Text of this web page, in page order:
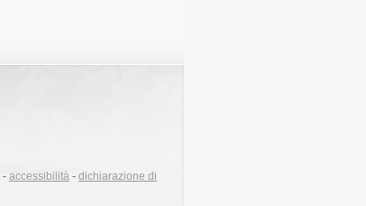
- accessibilità - dichiarazione di